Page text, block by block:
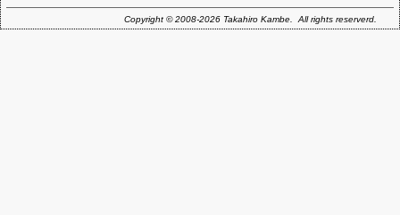
Copyright © 2008-2026 Takahiro Kambe. All rights reserverd.